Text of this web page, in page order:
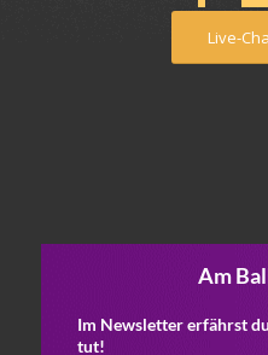
Live-